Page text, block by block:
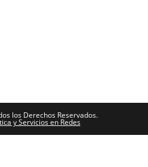
los Derechos Reservados.
y Servicios en Redes